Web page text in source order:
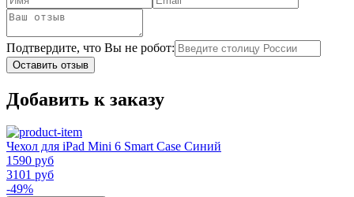
Подтвердите, что Вы не робот:
Оставить отзыв
Добавить к заказу
Чехол для iPad Mini 6 Smart Case Синий
1590 руб
3101 руб
-49%